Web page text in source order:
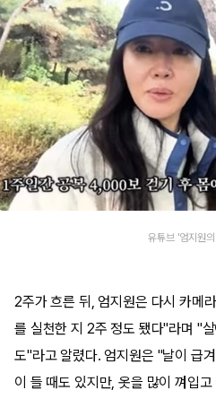
유튜브 '엄지원
2주가 흐른 뒤, 엄지원은 다시 카메
를 실천한 지 2주 정도 됐다"라며 "
도"라고 알렸다. 엄지원은 "날이 급
이 들 때도 있지만, 옷을 많이 껴입